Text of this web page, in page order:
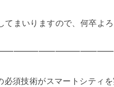
まいりますので、何卒よ
須技術がスマートシティを